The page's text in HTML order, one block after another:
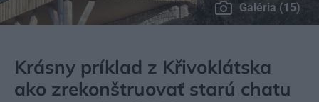
Galéria (15)
Krásny príklad z Křivoklátska
ako zrekonštruovať starú chatu